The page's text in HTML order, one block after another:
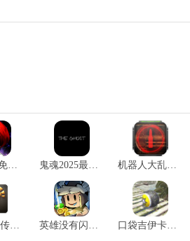
拳皇97ol免费版 v3.3.5 机器人大乱斗官方手机版 v1.2.3
泰坦之旅传奇版完整版纯净版 v3.0.5141 口袋吉伊卡哇内置mod菜单版 v1.1.3